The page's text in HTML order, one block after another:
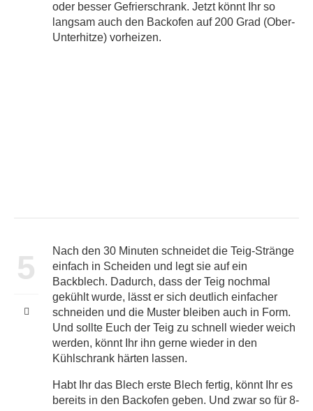
oder besser Gefrierschrank. Jetzt könnt Ihr so
langsam auch den Backofen auf 200 Grad (Ober-
Unterhitze) vorheizen.
5
Nach den 30 Minuten schneidet die Teig-Stränge
einfach in Scheiden und legt sie auf ein
Backblech. Dadurch, dass der Teig nochmal
gekühlt wurde, lässt er sich deutlich einfacher
schneiden und die Muster bleiben auch in Form.
Und sollte Euch der Teig zu schnell wieder weich
werden, könnt Ihr ihn gerne wieder in den
Kühlschrank härten lassen.
Habt Ihr das Blech erste Blech fertig, könnt Ihr es
bereits in den Backofen geben. Und zwar so für 8-